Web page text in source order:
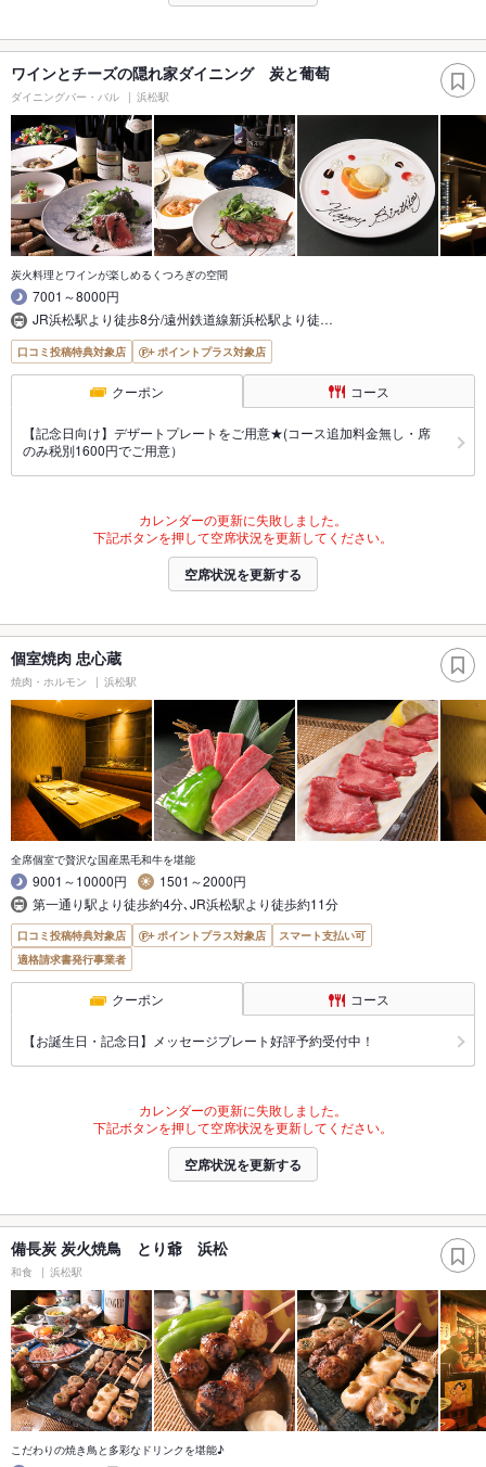
ワインとチーズの隠れ家ダイニング 炭と葡萄
ダイニングバー・バル 浜松駅
炭火料理とワインが楽しめるくつろぎの空間
7001～8000円
JR浜松駅より徒歩8分/遠州鉄道線新浜松駅より徒…
口コミ投稿特典対象店 ポイントプラス対象店
クーポン コース
【記念日向け】デザートプレートをご用意★(コース追加料金無し・席
のみ税別1600円でご用意）
カレンダーの更新に失敗しました。
下記ボタンを押して空席状況を更新してください。
空席状況を更新する
個室焼肉 忠心蔵
焼肉・ホルモン 浜松駅
全席個室で贅沢な国産黒毛和牛を堪能
9001～10000円
1501～2000円
第一通り駅より徒歩約4分､JR浜松駅より徒歩約11分
口コミ投稿特典対象店 ポイントプラス対象店
スマート支払い可
適格請求書発行事業者
クーポン コース
【お誕生日・記念日】メッセージプレート好評予約受付中！
カレンダーの更新に失敗しました。
下記ボタンを押して空席状況を更新してください。
空席状況を更新する
備長炭 炭火焼鳥 とり爺 浜松
和食 浜松駅
こだわりの焼き鳥と多彩なドリンクを堪能♪